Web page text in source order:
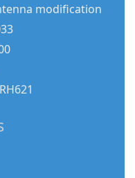
modification